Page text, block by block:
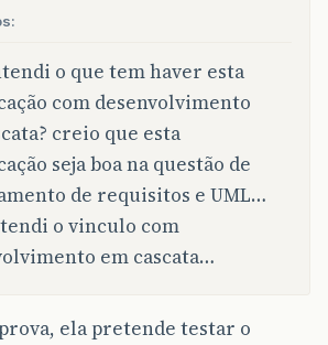
o que tem haver esta
com desenvolvimento
creio que esta
seja boa na questão de
de requisitos e UML…
o vinculo com
em cascata…
ela pretende testar o